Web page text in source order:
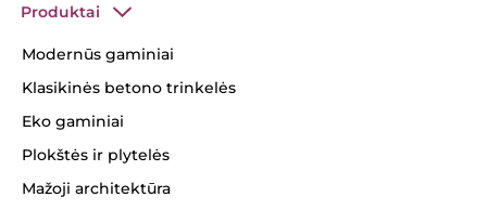
Produktai
Modernūs gaminiai
Klasikinės betono trinkelės
Eko gaminiai
Plokštės ir plytelės
Mažoji architektūra